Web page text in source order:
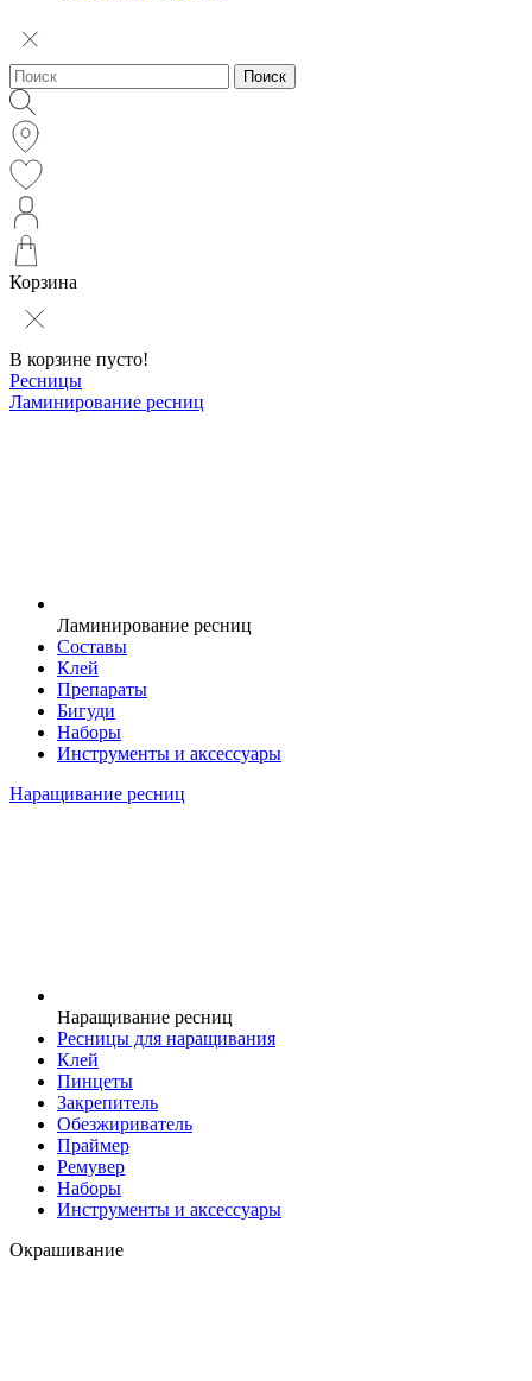
Поиск
Корзина
В корзине пусто!
Ресницы
Ламинирование ресниц
Ламинирование ресниц
Составы
Клей
Препараты
Бигуди
Наборы
Инструменты и аксессуары
Наращивание ресниц
Наращивание ресниц
Ресницы для наращивания
Клей
Пинцеты
Закрепитель
Обезжириватель
Праймер
Ремувер
Наборы
Инструменты и аксессуары
Окрашивание